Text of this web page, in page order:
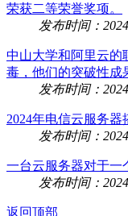
荣获二等荣誉奖项。
发布时间：
中山大学和阿里云的
毒，他们的突破性成
发布时间：
2024年电信云服务
发布时间：
一台云服务器对于一
发布时间：
返回顶部